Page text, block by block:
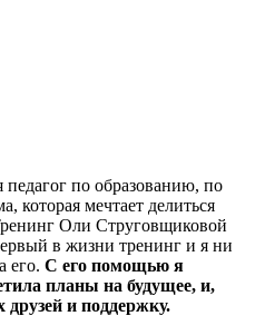
по образованию, по
которая мечтает делиться
Оли Струговщиковой
в жизни тренинг и я ни
его. С его помощью я
планы на будущее, и,
и поддержку.